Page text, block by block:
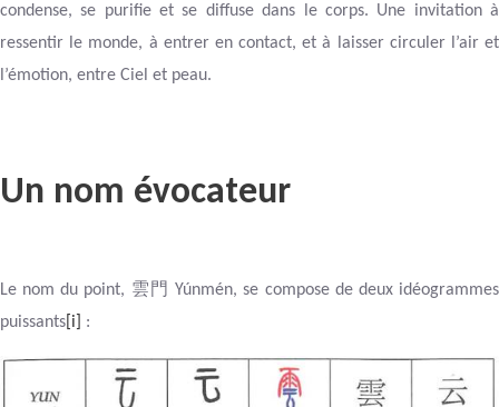
condense, se purifie et se diffuse dans le corps. Une invitation à
ressentir le monde, à entrer en contact, et à laisser circuler l’air et
l’émotion, entre Ciel et peau.
Un nom évocateur
Le nom du point, 雲門 Yúnmén, se compose de deux idéogrammes
puissants [i] :